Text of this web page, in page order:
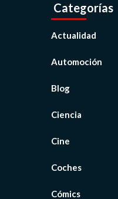
Categorías
Actualidad
Automoción
Blog
Ciencia
Cine
Coches
Cómics